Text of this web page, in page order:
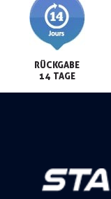
RÜCKGABE
14 TAGE